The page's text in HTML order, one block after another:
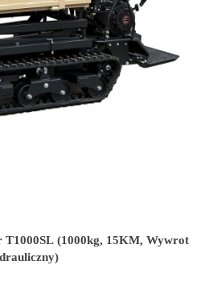
T1000SL (1000kg, 15KM, Wywrot